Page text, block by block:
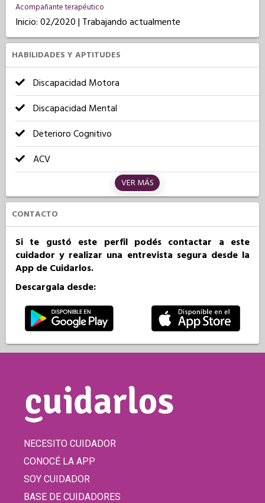
Acompañante terapéutico
Inicio: 02/2020 | Trabajando actualmente
HABILIDADES Y APTITUDES
Discapacidad Motora
Discapacidad Mental
Deterioro Cognitivo
ACV
VER MÁS
CONTACTO
Si te gustó este perfil podés contactar a este
cuidador y realizar una entrevista segura desde la
App de Cuidarlos.
Descargala desde:
NECESITO CUIDADOR
CONOCÉ LA APP
SOY CUIDADOR
BASE DE CUIDADORES